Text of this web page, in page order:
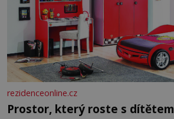
rezidenceonline.cz
Prostor, který roste s dítětem